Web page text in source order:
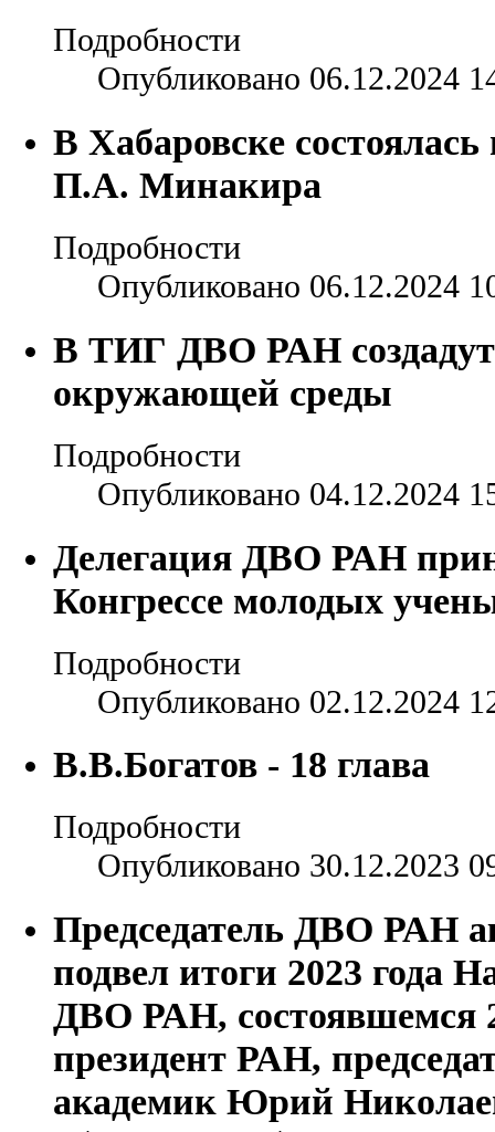
Подробности
Опубликовано 06.12.2024
В Хабаровске
П.А. Минакира
Подробности
Опубликовано 06.12.2024
В ТИГ ДВО РАН создадут
окружающей среды
Подробности
Опубликовано 04.12.2024
Делегация ДВО РАН
Конгрессе молодых
Подробности
Опубликовано 02.12.2024
В.В.Богатов - 18 глава
Подробности
Опубликовано 30.12.2023
Председатель ДВО РАН
подвел итоги 2023 года
ДВО РАН, состоявшемся
президент РАН,
академик Юрий